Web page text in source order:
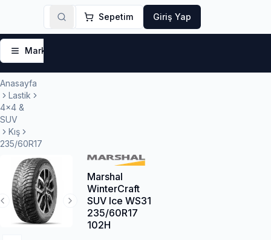
Sepetim Giriş Yap
Markalar
Anasayfa
Lastik
4x4 &
SUV
Kış
235/60R17
Next Slide
Previous Slide
Marshal
WinterCraft
SUV Ice WS31
235/60R17
102H